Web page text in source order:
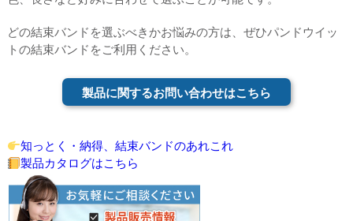
どの結束バンドを選ぶべきかお悩みの方は、ぜひパンドウイッ
トの結束バンドをご利用ください。
製品に関するお問い合わせはこちら
知っとく・納得、結束バンドのあれこれ
製品カタログはこちら